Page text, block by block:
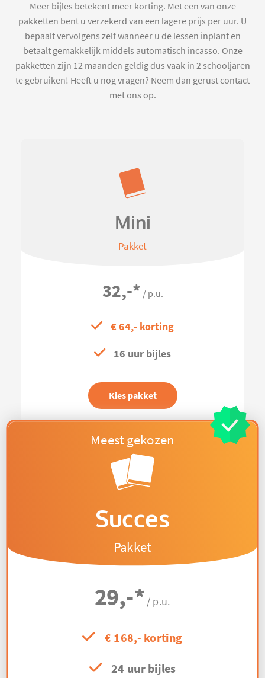
Meer bijles betekent meer korting. Met een van onze
pakketten bent u verzekerd van een lagere prijs per uur. U
bepaalt vervolgens zelf wanneer u de lessen inplant en
betaalt gemakkelijk middels automatisch incasso. Onze
pakketten zijn 12 maanden geldig dus vaak in 2 schooljaren
te gebruiken! Heeft u nog vragen? Neem dan gerust contact
met ons op.
Mini
Pakket
32,-* / p.u.
€ 64,- korting
16 uur bijles
Kies pakket
Succes
Pakket
29,-* / p.u.
€ 168,- korting
24 uur bijles